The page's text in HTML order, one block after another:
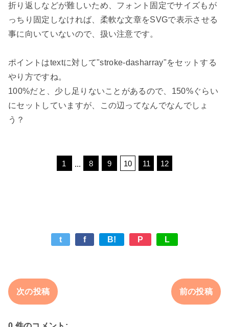
折り返しなどが難しいため、フォント固定でサイズもが
っちり固定しなければ、柔軟な文章をSVGで表示させる
事に向いていないので、扱い注意です。
ポイントはtextに対して"stroke-dasharray"をセットする
やり方ですね。
100%だと、少し足りないことがあるので、150%ぐらい
にセットしていますが、この辺ってなんでなんでしょ
う？
t f B! P L
次の投稿 前の投稿